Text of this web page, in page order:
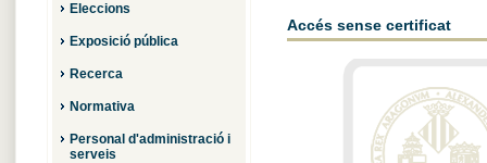
Eleccions
Exposició pública
Recerca
Normativa
Personal d'administració i
serveis
Accés sense certificat